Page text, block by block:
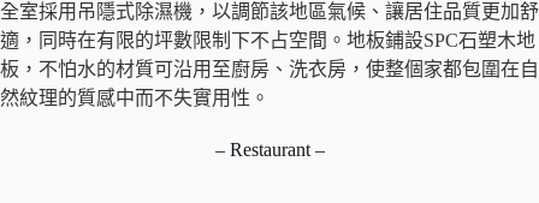
全室採用吊隱式除濕機，以調節該地區氣候、讓居住品質更加舒
適，同時在有限的坪數限制下不占空間。地板鋪設SPC石塑木地
板，不怕水的材質可沿用至廚房、洗衣房，使整個家都包圍在自
然紋理的質感中而不失實用性。
– Restaurant –